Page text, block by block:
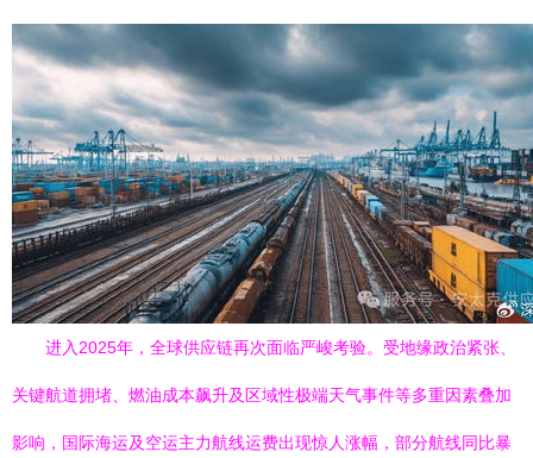
进入2025年，全球供应链再次面临严峻考验。受地缘政治紧张、
关键航道拥堵、燃油成本飙升及区域性极端天气事件等多重因素叠加
影响，国际海运及空运主力航线运费出现惊人涨幅，部分航线同比暴